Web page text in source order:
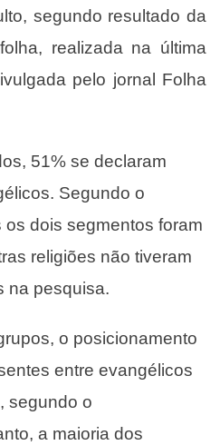
segundo resultado da
realizada na última
pelo jornal Folha
51% se declaram
Segundo o
os dois segmentos foram
religiões não tiveram
na pesquisa.
o posicionamento
entre evangélicos
segundo o
a maioria dos